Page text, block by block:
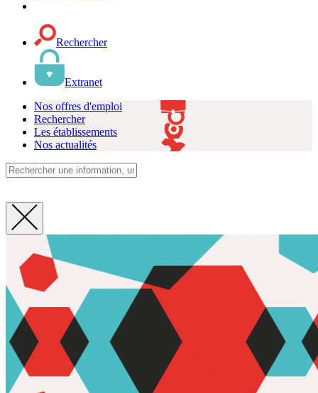
Rechercher
Extranet
Nos offres d'emploi
Rechercher
Les établissements
Nos actualités
Fermer
recherche